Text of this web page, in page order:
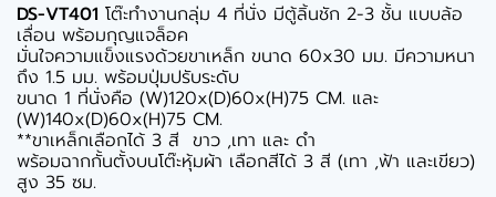
DS-VT401 โต๊ะทำงานกลุ่ม 4 ที่นั่ง มีตู้ลิ้นชัก 2-3 ชั้น แบบล้อ
เลื่อน พร้อมกุญแจล็อค
มั่นใจความแข็งแรงด้วยขาเหล็ก ขนาด 60x30 มม. มีความหนา
ถึง 1.5 มม. พร้อมปุ่มปรับระดับ
ขนาด 1 ที่นั่งคือ (W)120x(D)60x(H)75 CM. และ
(W)140x(D)60x(H)75 CM.
**ขาเหล็กเลือกได้ 3 สี ขาว ,เทา และ ดำ
พร้อมฉากกั้นตั้งบนโต๊ะหุ้มผ้า เลือกสีได้ 3 สี (เทา ,ฟ้า และเขียว)
สูง 35 ซม.